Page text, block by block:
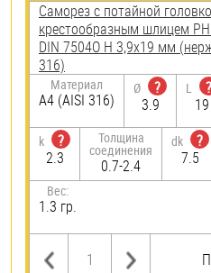
Саморез с потайной
крестообразным шлицем
DIN 7504O H 3,9х19 мм
316)
Материал
A4 (AISI 316)
Ø
?
3.9
L
?
19
k
?
2.3
Толщина
соединения
0.7-2.4
dk
?
7.5
Вес:
1.3 гр.